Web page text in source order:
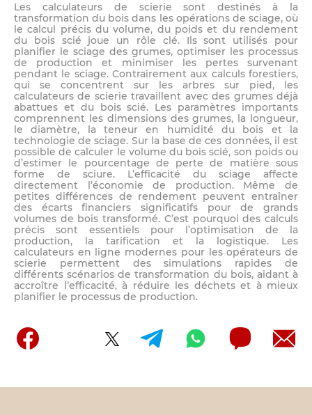
Les calculateurs de scierie sont destinés à la
transformation du bois dans les opérations de sciage, où
le calcul précis du volume, du poids et du rendement
du bois scié joue un rôle clé. Ils sont utilisés pour
planifier le sciage des grumes, optimiser les processus
de production et minimiser les pertes survenant
pendant le sciage. Contrairement aux calculs forestiers,
qui se concentrent sur les arbres sur pied, les
calculateurs de scierie travaillent avec des grumes déjà
abattues et du bois scié. Les paramètres importants
comprennent les dimensions des grumes, la longueur,
le diamètre, la teneur en humidité du bois et la
technologie de sciage. Sur la base de ces données, il est
possible de calculer le volume du bois scié, son poids ou
d’estimer le pourcentage de perte de matière sous
forme de sciure. L’efficacité du sciage affecte
directement l’économie de production. Même de
petites différences de rendement peuvent entraîner
des écarts financiers significatifs pour de grands
volumes de bois transformé. C’est pourquoi des calculs
précis sont essentiels pour l’optimisation de la
production, la tarification et la logistique. Les
calculateurs en ligne modernes pour les opérateurs de
scierie permettent des simulations rapides de
différents scénarios de transformation du bois, aidant à
accroître l’efficacité, à réduire les déchets et à mieux
planifier le processus de production.